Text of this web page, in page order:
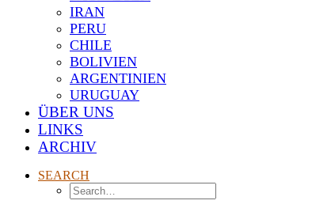
IRAN
PERU
CHILE
BOLIVIEN
ARGENTINIEN
URUGUAY
ÜBER UNS
LINKS
ARCHIV
SEARCH